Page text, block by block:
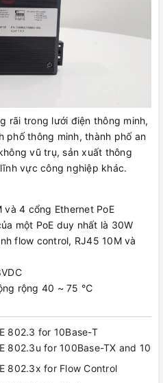
rãi trong lưới điện thông minh,
phố thông minh, thành phố an
vũ trụ, sản xuất thông
vực công nghiệp khác.
và 4 cổng Ethernet PoE
một PoE duy nhất là 30W
flow control, RJ45 10M và
rộng 40 ~ 75 ℃
802.3 for 10Base-T
802.3u for 100Base-TX and
802.3x for Flow Control